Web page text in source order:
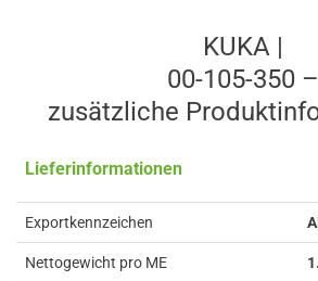
KUKA |
00-105-350 –
zusätzliche
Lieferinformationen
Exportkennzeichen
Nettogewicht pro ME